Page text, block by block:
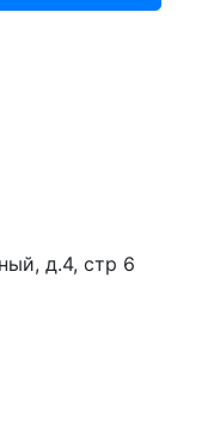
д.4, стр 6